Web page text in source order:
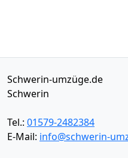
Schwerin-umzüge.de
Schwerin
Tel.: 01579-2482384
E-Mail: info@schwerin-